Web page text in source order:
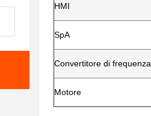
HMI
SpA
Convertitore di frequenza
Motore